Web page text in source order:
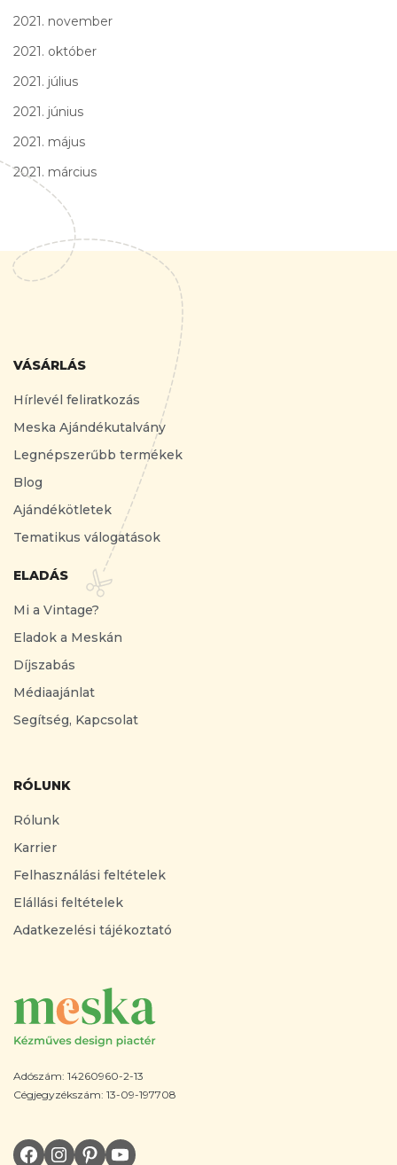
2021. november
2021. október
2021. július
2021. június
2021. május
2021. március
VÁSÁRLÁS
Hírlevél feliratkozás
Meska Ajándékutalvány
Legnépszerűbb termékek
Blog
Ajándékötletek
Tematikus válogatások
ELADÁS
Mi a Vintage?
Eladok a Meskán
Díjszabás
Médiaajánlat
Segítség, Kapcsolat
RÓLUNK
Rólunk
Karrier
Felhasználási feltételek
Elállási feltételek
Adatkezelési tájékoztató
Adószám: 14260960-2-13
Cégjegyzékszám: 13-09-197708